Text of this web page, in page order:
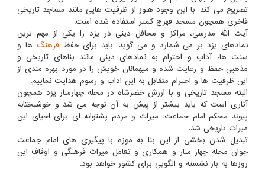
تصریح می کند: با این وجود هنوز از ظرفیت هایی مانند مساجد تاریخی
فاخری همچون مسجد فهرج کمتر استفاده شده است.
آیت الله مدرسی، مراکز و محافل دینی در یزد را یکی از مهم ترین
نمادهای یزد بر می شمارد و می گوید: باید برای حفظفرهنگ ها و
سنت ها، آداب و احترام به نمادهای دینی مانند بناهای تاریخی و
مذهبی حفظ و رعایت شده و میهمانان خویش را در مورد بهره مندی از
این ظرفیت ها و احترام متقابل به این اداب و رسوم هدایت نماییم.
البته مسجد تاریخی و با ارزش خضرشاه در محله چهارمنار یزد همچون
آثاری است که باید بیشتر از پیش به آن توجه می شد و خوشبختانه
پیوند محکم امام جماعت، میراث و مردم پشتوانه ای برای احیای این
میراث تاریخی شد.
تبدیل شدن بخشی از این بنا به موزه با پیگیری های امام جماعت
جوان محله چهار منار و همکاری و تعامل میراث فرهنگی و اوقاف این
روزها به بار نشسته و الگویی برای کشور خواهد بود.